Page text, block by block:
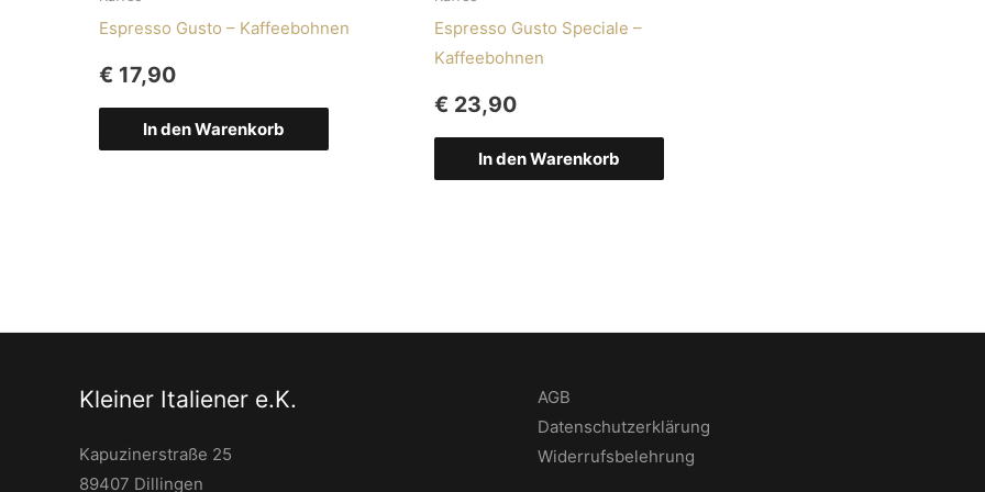
Espresso Gusto – Kaffeebohnen
€ 17,90
In den Warenkorb
Espresso Gusto Speciale –
Kaffeebohnen
€ 23,90
In den Warenkorb
Kleiner Italiener e.K.
Kapuzinerstraße 25
89407 Dillingen
AGB
Datenschutzerklärung
Widerrufsbelehrung